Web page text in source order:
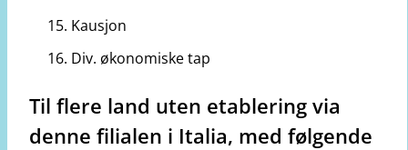
15. Kausjon
16. Div. økonomiske tap
Til flere land uten etablering via
denne filialen i Italia, med følgende